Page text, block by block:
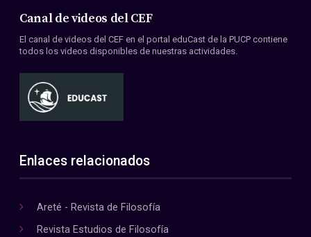
Canal de videos del CEF
El canal de videos del CEF en el portal eduCast de la PUCP contiene
todos los videos disponibles de nuestras actividades.
Enlaces relacionados
Areté - Revista de Filosofía
Revista Estudios de Filosofía